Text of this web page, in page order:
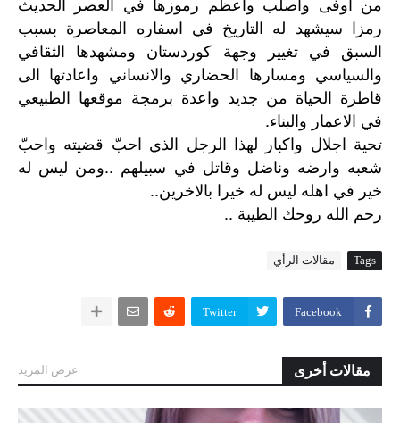
رمزا سيشهد له التاريخ في اسفاره المعاصرة بسبب
السبق في تغيير وجهة كوردستان ومشهدها الثقافي
والسياسي ومسارها الحضاري والانساني واعادتها الى
قاطرة الحياة من جديد واعدة برمجة موقعها الطبيعي
في الاعمار والبناء.
تحية اجلال واكبار لهذا الرجل الذي احبّ قضيته واحبّ
شعبه وارضه وناضل وقاتل في سبيلهم ..ومن ليس له
خير في اهله ليس له خيرا بالاخرين..
رحم الله روحك الطيبة ..
Tags مقالات الرأي
Facebook
Twitter
مقالات أخرى عرض المزيد